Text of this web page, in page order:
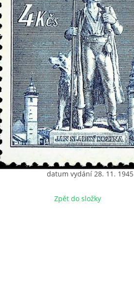
datum vydání 28. 11. 1945
Zpět do složky